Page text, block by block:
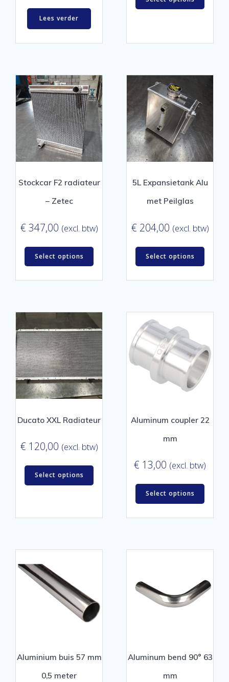
Lees verder
Stockcar F2 radiateur
– Zetec
€ 347,00 (excl. btw)
Select options
5L Expansietank Alu
met Peilglas
€ 204,00 (excl. btw)
Select options
Ducato XXL Radiateur
€ 120,00 (excl. btw)
Select options
Aluminum coupler 22
mm
€ 13,00 (excl. btw)
Select options
Aluminium buis 57 mm
0,5 meter
Aluminum bend 90° 63
mm